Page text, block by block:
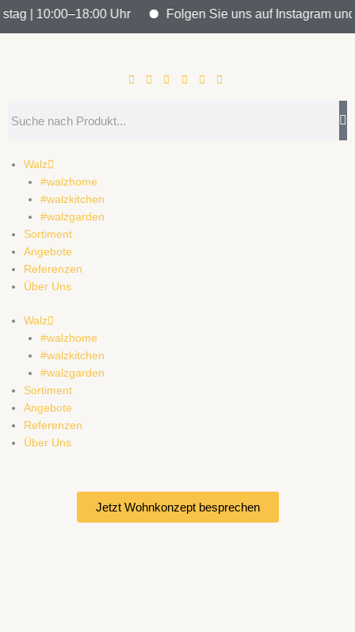
| 10:00–18:00 Uhr Folgen Sie uns auf Instagram und
Zum
Walz
#walzhome
#walzkitchen
#walzgarden
Sortiment
Angebote
Referenzen
Über Uns
Walz
#walzhome
#walzkitchen
#walzgarden
Sortiment
Angebote
Referenzen
Über Uns
Jetzt Wohnkonzept besprechen